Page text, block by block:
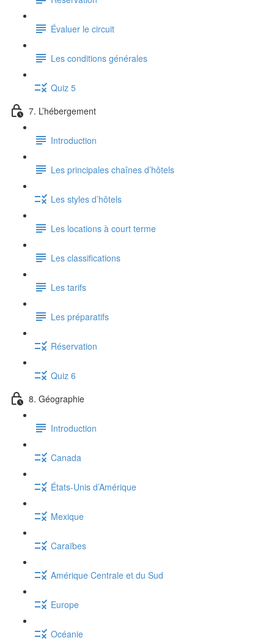
Évaluer le circuit
Les conditions générales
Quiz 5
7. L’hébergement
Introduction
Les principales chaînes d’hôtels
Les styles d’hôtels
Les locations à court terme
Les classifications
Les tarifs
Les préparatifs
Réservation
Quiz 6
8. Géographie
Introduction
Canada
États-Unis d’Amérique
Mexique
Caraïbes
Amérique Centrale et du Sud
Europe
Océanie